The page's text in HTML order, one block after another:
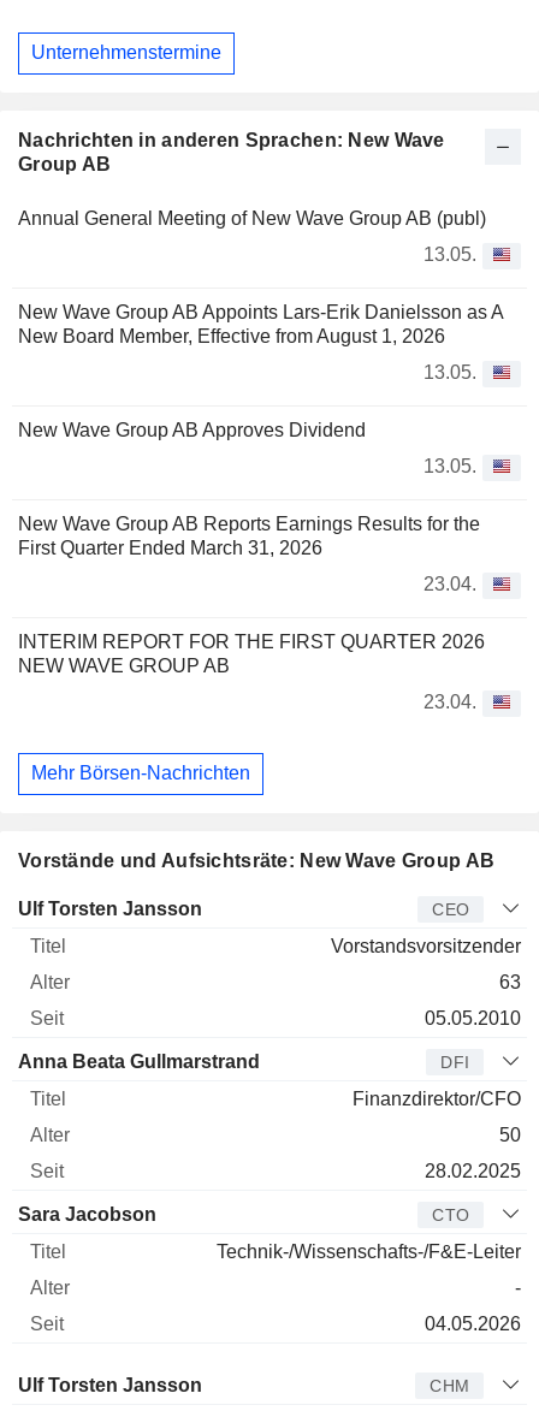
Nachrichten in anderen Sprachen: New Wave
Group AB
Annual General Meeting of New Wave Group AB (publ)
13.05.
New Wave Group AB Appoints Lars-Erik Danielsson as A
New Board Member, Effective from August 1, 2026
13.05.
New Wave Group AB Approves Dividend
13.05.
New Wave Group AB Reports Earnings Results for the
First Quarter Ended March 31, 2026
23.04.
INTERIM REPORT FOR THE FIRST QUARTER 2026
NEW WAVE GROUP AB
23.04.
Mehr Börsen-Nachrichten
Vorstände und Aufsichtsräte: New Wave Group AB
Manager Titel Alter
Ulf Torsten Jansson CEO
Vorstandsvorsitzender
63
05.05.2010
Anna Beata Gullmarstrand DFI
Finanzdirektor/CFO
50
28.02.2025
Sara Jacobson CTO
Technik-/Wissenschafts-/F&E-Leiter
-
04.05.2026
Verwaltungsratsmitglied
Ulf Torsten Jansson CHM
Unternehmenstermine